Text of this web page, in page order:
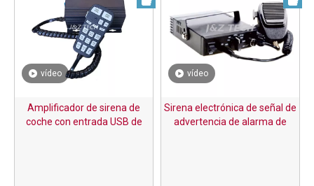
vídeo
Amplificador de sirena de
coche con entrada USB de
vídeo
Sirena electrónica de señal de
advertencia de alarma de